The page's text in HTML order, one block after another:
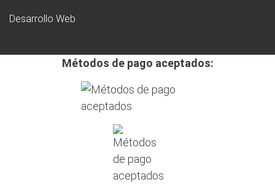
Desarrollo Web
Métodos de pago aceptados: